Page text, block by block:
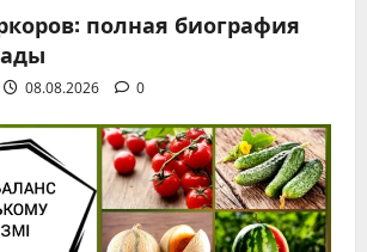
полная биография
08.08.2026 0